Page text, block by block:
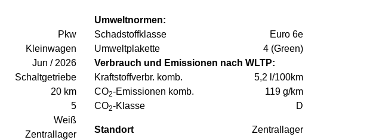
Pkw
Kleinwagen
Jun / 2026
Schaltgetriebe
20 km
5
Weiß
Zentrallager
Umweltnormen:
Schadstoffklasse
Euro 6e
Umweltplakette
4 (Green)
Verbrauch und Emissionen nach WLTP:
Kraftstoffverbr. komb.
5,2 l/100km
CO2-Emissionen komb.
119 g/km
CO2-Klasse D
Standort Zentrallager